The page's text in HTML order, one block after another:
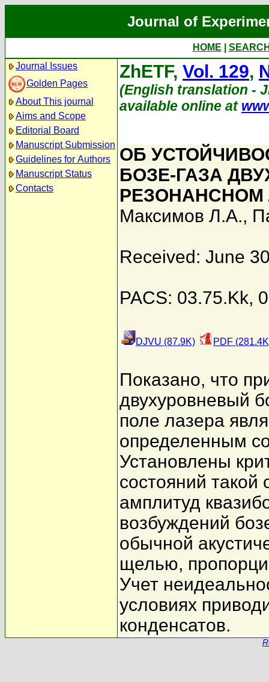
Journal of
HOME
Journal Issues
Golden Pages
About This journal
Aims and Scope
Editorial Board
Manuscript Submission
Guidelines for Authors
Manuscript Status
Contacts
ZhETF, Vol. 129,
(English translation -
available online at
ОБ
БОЗЕ-ГАЗА
РЕЗОНАНСНОМ
Максимов Л.А.,
Received: June
PACS: 03.75.Kk,
DJVU (87.9K) PDF
Показано, что
двухуровневый
поле лазера
определенным
Установлены
состояний такой
амплитуд
возбуждений
обычной
щелью,
Учет
условиях
конденсатов.